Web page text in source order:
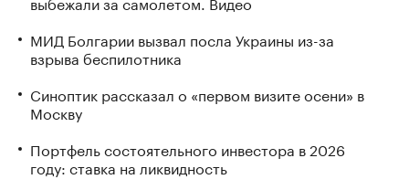
МИД Болгарии вызвал посла Украины из-за
взрыва беспилотника
Синоптик рассказал о «первом визите осени» в
Москву
Портфель состоятельного инвестора в 2026
году: ставка на ликвидность